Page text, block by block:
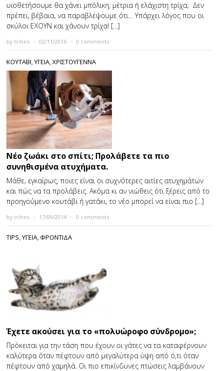
υιοθετήσουμε θα χάνει μπόλικη, μέτρια ή ελάχιστη τρίχα; Δεν
πρέπει, βέβαια, να παραβλέψουμε ότι… Υπάρχει λόγος που οι
σκύλοι ΕΧΟΥΝ και χάνουν τρίχα! […]
bytrihes 02/11/2016 0 comments
ΚΟΥΤΑΒΙ,ΥΓΕΙΑ,ΧΡΙΣΤΟΥΓΕΝΝΑ
Νέο ζωάκι στο σπίτι; Προλάβετε τα πιο
συνηθισμένα ατυχήματα.
Μάθε, εγκαίρως, ποιες είναι οι συχνότερες αιτίες ατυχημάτων
και πώς να τα προλάβεις. Ακόμα κι αν νιώθεις ότι ξέρεις από το
προηγούμενο κουτάβι ή γατάκι, το νέο μπορεί να είναι πιο […]
bytrihes 17/09/2014 0 comments
TIPS,ΥΓΕΙΑ,ΦΡΟΝΤΙΔΑ
Έχετε ακούσει για το «πολυώροφο σύνδρομο»;
Πρόκειται για την τάση που έχουν οι γάτες να τα καταφέρνουν
καλύτερα όταν πέφτουν από μεγαλύτερα ύψη από ό,τι όταν
πέφτουν από χαμηλά. Οι πιο επικίνδυνες πτώσεις λαμβάνουν